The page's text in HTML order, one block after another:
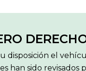
disposición el
han sido